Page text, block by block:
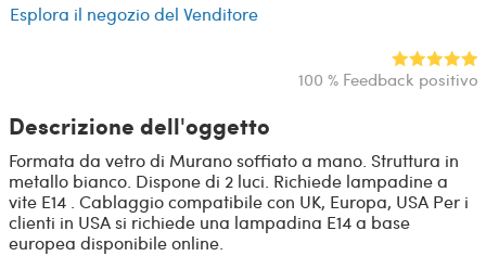
Esplora il negozio del Venditore
100 % Feedback positivo
Descrizione dell'oggetto
Formata da vetro di Murano soffiato a mano. Struttura in
metallo bianco. Dispone di 2 luci. Richiede lampadine a
vite E14 . Cablaggio compatibile con UK, Europa, USA Per i
clienti in USA si richiede una lampadina E14 a base
europea disponibile online.